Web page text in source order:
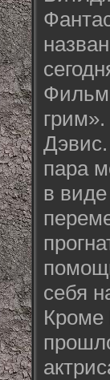
Фильм
пара
в
себя
Кроме